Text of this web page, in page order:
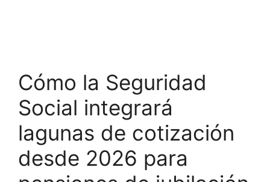
Cómo la Seguridad
Social integrará
lagunas de cotización
desde 2026 para